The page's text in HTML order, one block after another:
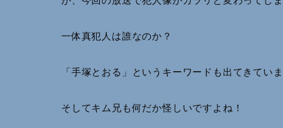
一体真犯人は誰なのか？
「手塚とおる」というキーワードも出てきてい
そしてキム兄も何だか怪しいですよね！